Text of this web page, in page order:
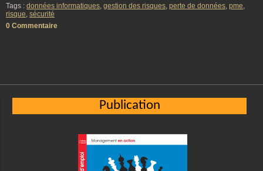
Tags : données informatiques, gestion des risques, perte de données, pme,
risque, sécurité
0 Commentaire
Publication